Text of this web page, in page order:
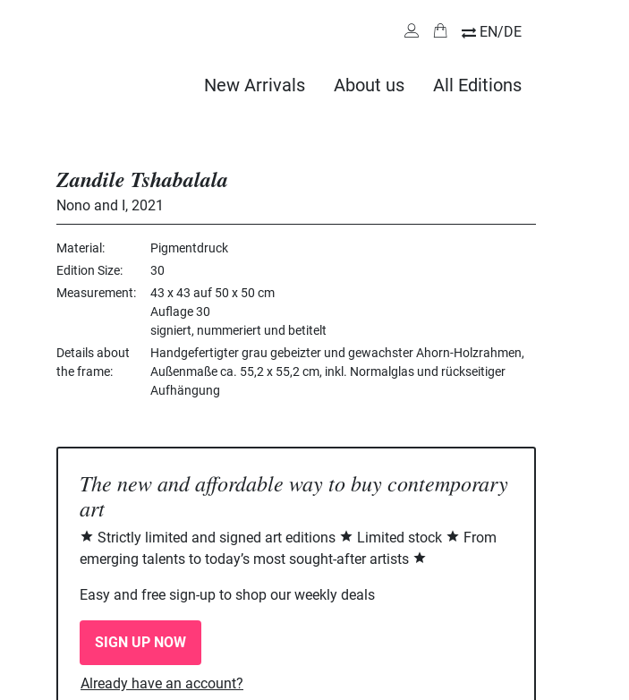
EN/DE
New Arrivals About us All Editions
Zandile Tshabalala
Nono and I, 2021
Material
Pigmentdruck
Edition Size
30
Measurement
43 x 43 auf 50 x 50 cm
Auflage 30
signiert, nummeriert und betitelt
Details about
the frame
Handgefertigter grau gebeizter und gewachster Ahorn-Holzrahmen,
Außenmaße ca. 55,2 x 55,2 cm, inkl. Normalglas und rückseitiger
Aufhängung
The new and affordable way to buy contemporary
art
Strictly limited and signed art editions Limited stock
From
emerging talents to today’s most sought-after artists
Easy and free sign-up to shop our weekly deals
SIGN UP NOW
Already have an account?